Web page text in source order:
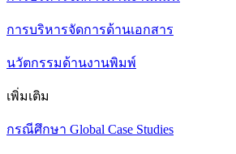
การบริหารจัดการด้านเอกสาร
นวัตกรรมด้านงานพิมพ์
เพิ่มเติม
กรณีศึกษา Global Case Studies